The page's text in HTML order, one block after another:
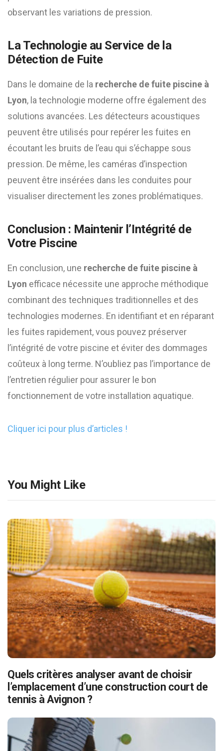
observant les variations de pression.
La Technologie au Service de la
Détection de Fuite
Dans le domaine de la recherche de fuite piscine à
Lyon, la technologie moderne offre également des
solutions avancées. Les détecteurs acoustiques
peuvent être utilisés pour repérer les fuites en
écoutant les bruits de l’eau qui s’échappe sous
pression. De même, les caméras d’inspection
peuvent être insérées dans les conduites pour
visualiser directement les zones problématiques.
Conclusion : Maintenir l’Intégrité de
Votre Piscine
En conclusion, une recherche de fuite piscine à
Lyon efficace nécessite une approche méthodique
combinant des techniques traditionnelles et des
technologies modernes. En identifiant et en réparant
les fuites rapidement, vous pouvez préserver
l’intégrité de votre piscine et éviter des dommages
coûteux à long terme. N’oubliez pas l’importance de
l’entretien régulier pour assurer le bon
fonctionnement de votre installation aquatique.
Cliquer ici pour plus d’articles !
You Might Like
Quels critères analyser avant de choisir
l’emplacement d’une construction court de
tennis à Avignon ?